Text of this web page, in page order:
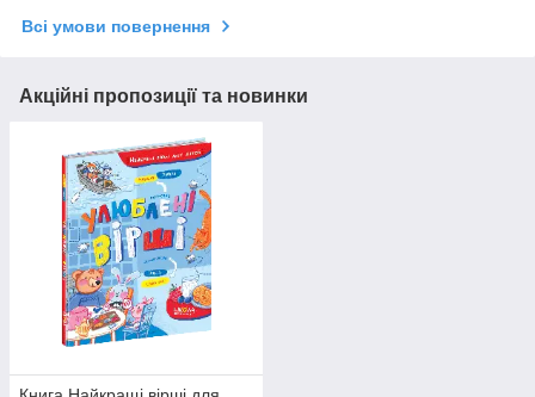
Всі умови повернення
Акційні пропозиції та новинки